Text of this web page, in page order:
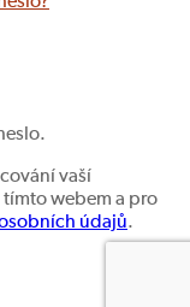
vaší
webem a pro
údajů.